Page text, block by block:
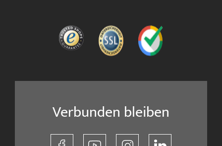
Verbunden bleiben